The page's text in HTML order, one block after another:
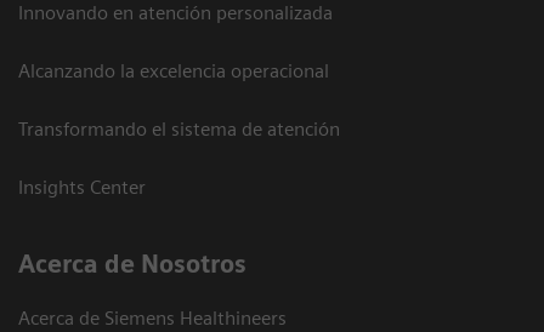
Innovando en atención personalizada
Alcanzando la excelencia operacional
Transformando el sistema de atención
Insights Center
Acerca de Nosotros
Acerca de Siemens Healthineers